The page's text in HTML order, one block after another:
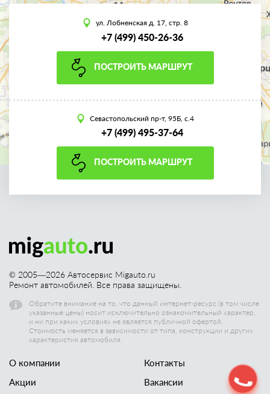
ул. Лобненская д. 17, стр. 8
+7 (499) 450-26-36
ПОСТРОИТЬ МАРШРУТ
Севастопольский пр-т, 95Б, с.4
+7 (499) 495-37-64
ПОСТРОИТЬ МАРШРУТ
© 2005—2026 Автосервис Migauto.ru
Ремонт автомобилей. Все права защищены.
Обратите внимание на то, что данный интернет-ресурс (в том числе
указанные цены) носит исключительно ознакомительный характер,
и ни при каких условиях не является публичной офертой.
Стоимость меняется в зависимости от типа, конструкции и других
характеристик автомобиля.
О компании
Акции
Контакты
Вакансии